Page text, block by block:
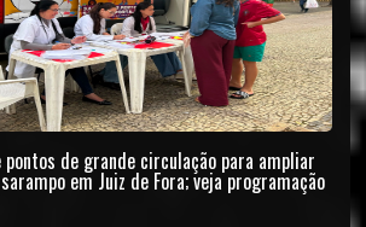
de grande circulação para ampliar
em Juiz de Fora; veja programação